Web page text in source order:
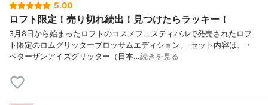
5.00
ロフト限定！売り切れ続出！見つけたらラッキー！
3月8日から始まったロフトのコスメフェスティバルで発売されたロフ
ト限定のロムグリッターブロッサムエディション。 セット内容は、・
ベターザンアイズグリッター（日本…続きを見る